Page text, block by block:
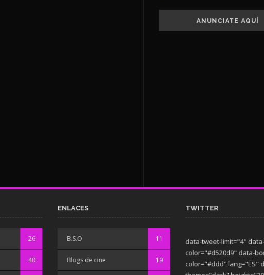
ANUNCIATE AQUÍ
26
40
ENLACES
B.S.O 11
Blogs de cine 19
TWITTER
data-tweet-limit="4"
color="#d520d9" data-
color="#ddd" lang="ES"